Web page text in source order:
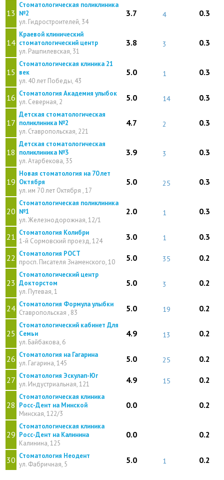
13
Стоматологическая поликлиника
№2
ул. Гидростроителей, 34
3.7 4 0.3
14
Краевой клинический
стоматологический центр
ул. Рашпилевская, 31
3.8 3 0.3
15
Стоматологическая клиника 21
век
ул. 40 лет Победы, 43
5.0 1 0.3
16 Стоматология Академия улыбок
ул. Северная, 2
5.0 14 0.3
17
Детская стоматологическая
поликлиника №2
ул. Ставропольская, 221
4.7 2 0.3
18
Детская стоматологическая
поликлиника №3
ул. Атарбекова, 35
3.9 3 0.3
19
Новая стоматология на 70 лет
Октября
ул. им 70 лет Октября , 17
5.0 25 0.3
20
Стоматологическая поликлиника
№1
ул. Железнодорожная, 12/1
2.0 1 0.3
21 Стоматология Колибри
1-й Сормовский проезд, 124
3.0 1 0.3
22 Стоматология РОСТ
просп. Писателя Знаменского, 10
5.0 35 0.2
23
Стоматологический центр
Докторстом
ул. Путевая, 1
5.0 3 0.2
24 Стоматология Формула улыбки
Ставропольская , 83
5.0 19 0.2
25
Стоматологический кабинет Для
Семьи
ул. Байбакова, 6
4.9 13 0.2
26 Стоматология на Гагарина
ул. Гагарина, 145
5.0 25 0.2
27 Стоматология Эскулап-Юг
ул. Индустриальная, 121
4.9 15 0.2
28
Стоматологическая клиника
Росс-Дент на Минской
Минская, 122/3
0.0 0.2
29
Стоматологическая клиника
Росс-Дент на Калинина
Калинина, 125
0.0 0.2
30 Стоматология Неодент
ул. Фабричная, 5
5.0 1 0.2